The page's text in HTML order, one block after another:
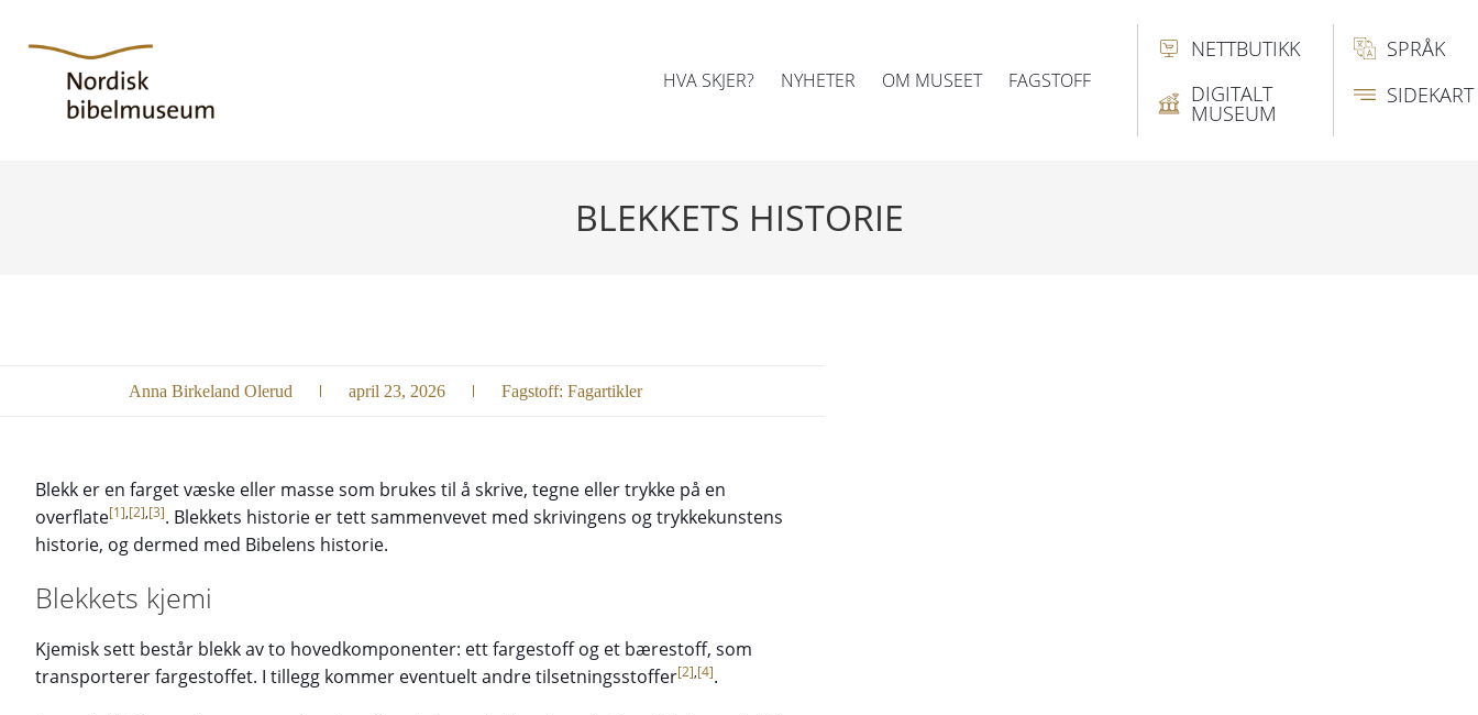
HVA SKJER? NYHETER OM MUSEET FAGSTOFF
NETTBUTIKK
DIGITALT
MUSEUM
SPRÅK
SIDEKART
BLEKKETS HISTORIE
Anna Birkeland Olerud april 23, 2026 Fagstoff: Fagartikler
Blekk er en farget væske eller masse som brukes til å skrive, tegne eller trykke på en
overflate[1],[2],[3]. Blekkets historie er tett sammenvevet med skrivingens og trykkekunstens
historie, og dermed med Bibelens historie.
Blekkets kjemi
Kjemisk sett består blekk av to hovedkomponenter: ett fargestoff og et bærestoff, som
transporterer fargestoffet. I tillegg kommer eventuelt andre tilsetningsstoffer[2],[4].